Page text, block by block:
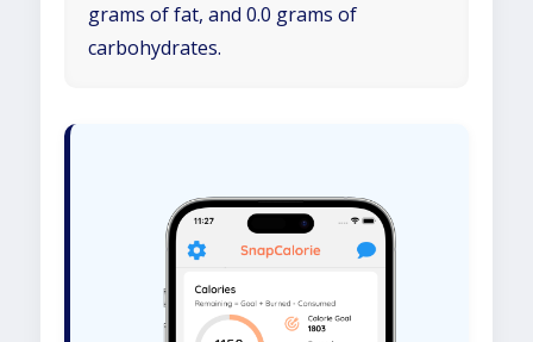
grams of fat, and 0.0 grams of
carbohydrates.